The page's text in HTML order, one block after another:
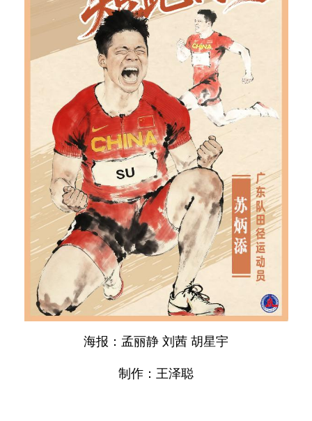
海报：孟丽静 刘茜 胡星宇
制作：王泽聪